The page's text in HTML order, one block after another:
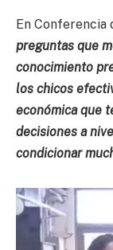
En Conferencia
preguntas que
conocimiento
los chicos
económica que
decisiones a
condicionar